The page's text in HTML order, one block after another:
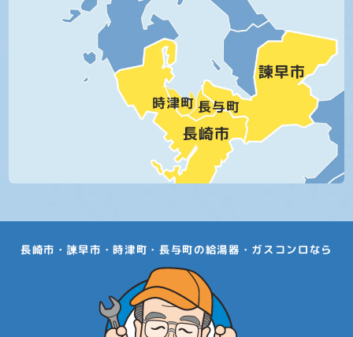
長崎市・諫早市・時津町・長与町の給湯器・ガスコンロなら